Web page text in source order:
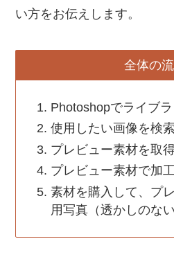
い方をお伝えします。
全体の
Photoshopでライブ
使用したい画像を検
プレビュー素材を取
プレビュー素材で加
素材を購入して、プ
用写真（透かしのな